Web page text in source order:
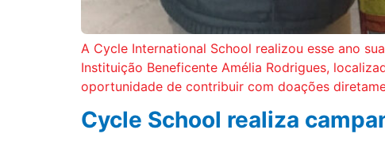
A Cycle International School realizou esse ano
Instituição Beneficente Amélia Rodrigues,
oportunidade de contribuir com doações
Cycle School realiza